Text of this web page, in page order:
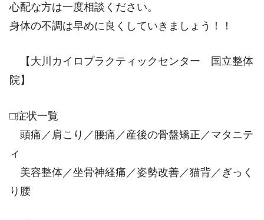
心配な方は一度相談ください。
身体の不調は早めに良くしていきましょう！！
【大川カイロプラクティックセンター 国立整体
院】
□症状一覧
頭痛／肩こり／腰痛／産後の骨盤矯正／マタニテ
ィ
美容整体／坐骨神経痛／姿勢改善／猫背／ぎっく
り腰